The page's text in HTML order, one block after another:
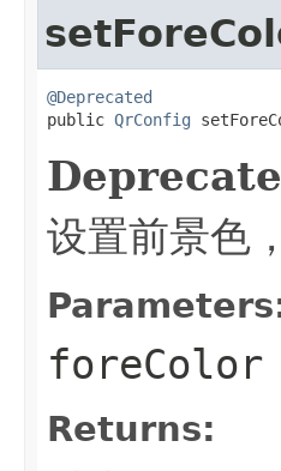
@Deprecated
public QrConfig
设置前景色
foreColor
Returns: